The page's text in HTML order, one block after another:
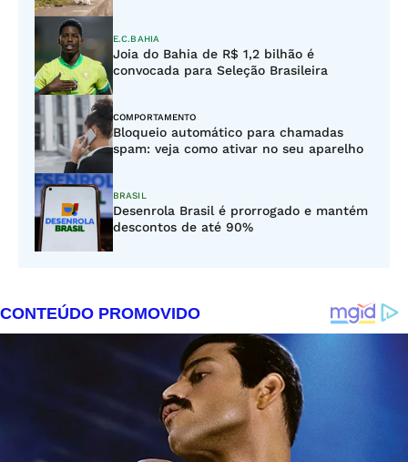
E.C.BAHIA
Joia do Bahia de R$ 1,2 bilhão é
convocada para Seleção Brasileira
COMPORTAMENTO
Bloqueio automático para chamadas
spam: veja como ativar no seu aparelho
BRASIL
Desenrola Brasil é prorrogado e mantém
descontos de até 90%